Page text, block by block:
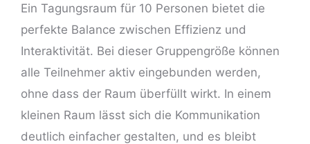
Ein Tagungsraum für 10 Personen bietet die
perfekte Balance zwischen Effizienz und
Interaktivität. Bei dieser Gruppengröße können
alle Teilnehmer aktiv eingebunden werden,
ohne dass der Raum überfüllt wirkt. In einem
kleinen Raum lässt sich die Kommunikation
deutlich einfacher gestalten, und es bleibt